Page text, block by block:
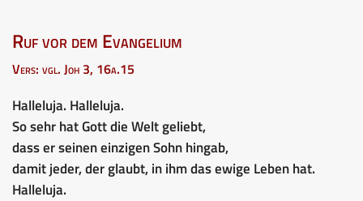
Ruf vor dem Evangelium
Vers: vgl. Joh 3, 16a.15
Halleluja. Halleluja.
So sehr hat Gott die Welt geliebt,
dass er seinen einzigen Sohn hingab,
damit jeder, der glaubt, in ihm das ewige Leben hat.
Halleluja.